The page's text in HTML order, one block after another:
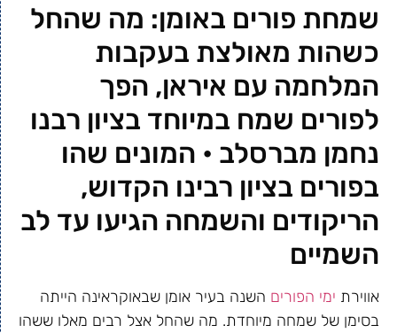
שמחת פורים באומן: מה שהחל
כשהות מאולצת בעקבות
המלחמה עם איראן, הפך
לפורים שמח במיוחד בציון רבנו
נחמן מברסלב • המונים שהו
בפורים בציון רבינו הקדוש,
הריקודים והשמחה הגיעו עד לב
השמיים
אווירת ימי הפורים השנה בעיר אומן שבאוקראינה הייתה
בסימן של שמחה מיוחדת. מה שהחל אצל רבים מאלו ששהו